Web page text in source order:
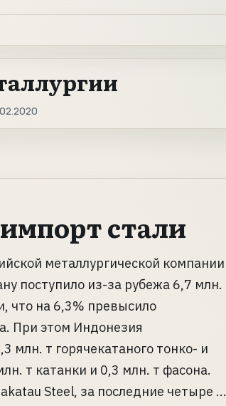
стали
металлургической компании
поступило из-за рубежа 6,7 млн.
что на 6,3% превысило
При этом Индонезия
млн. т горячекатаного тонко- и
т катанки и 0,3 млн. т фасона.
Steel, за последние четыре ...